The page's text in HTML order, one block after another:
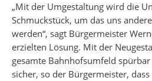
„Mit der Umgestaltung wird die
Schmuckstück, um das uns
werden“, sagt Bürgermeister
erzielten Lösung. Mit der
gesamte Bahnhofsumfeld spürbar
sicher, so der Bürgermeister,